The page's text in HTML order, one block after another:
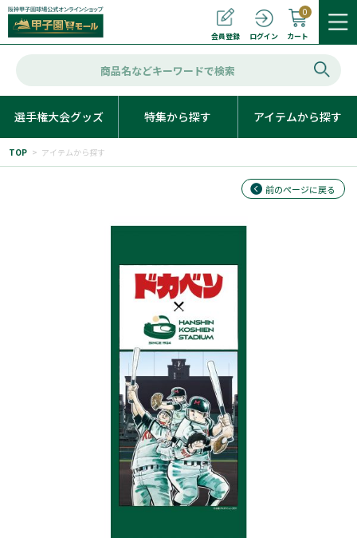
会員登録 ログイン カート
0
選手権大会グッズ 特集から探す アイテムから探す
TOP > アイテムから探す
前のページに戻る